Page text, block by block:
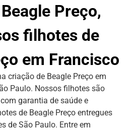
Preço,
filhotes de
em Francisco
criação de Beagle Preço em
Paulo. Nossos filhotes são
garantia de saúde e
de Beagle Preço entregues
de São Paulo. Entre em